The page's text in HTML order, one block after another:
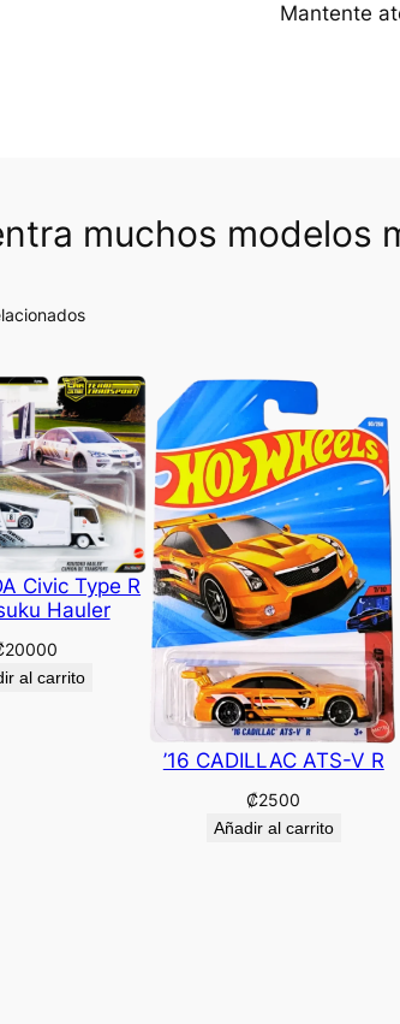
Mantente
muchos modelos
Civic Type R
Hauler
20000
al carrito
’16 CADILLAC ATS-V R
₡2500
Añadir al carrito